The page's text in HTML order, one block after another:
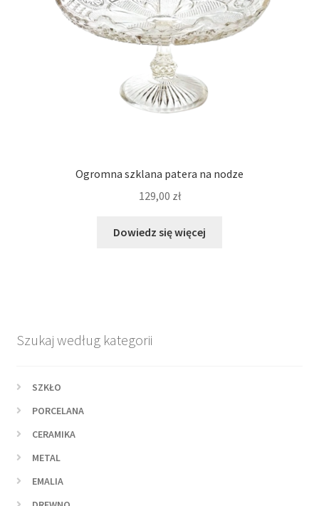
Ogromna szklana patera na nodze
129,00 zł
Dowiedz się więcej
Szukaj według kategorii
SZKŁO
PORCELANA
CERAMIKA
METAL
EMALIA